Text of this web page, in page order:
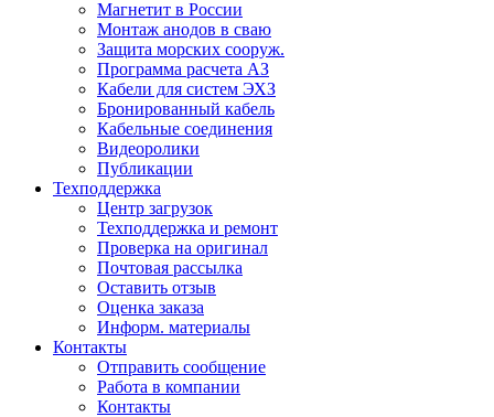
Магнетит в России
Монтаж анодов в сваю
Защита морских сооруж.
Программа расчета АЗ
Кабели для систем ЭХЗ
Бронированный кабель
Кабельные соединения
Видеоролики
Публикации
Техподдержка
Центр загрузок
Техподдержка и ремонт
Проверка на оригинал
Почтовая рассылка
Оставить отзыв
Оценка заказа
Информ. материалы
Контакты
Отправить сообщение
Работа в компании
Контакты